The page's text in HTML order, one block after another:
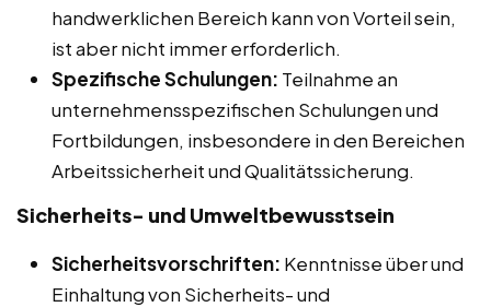
handwerklichen Bereich kann von Vorteil sein,
ist aber nicht immer erforderlich.
Spezifische Schulungen: Teilnahme an
unternehmensspezifischen Schulungen und
Fortbildungen, insbesondere in den Bereichen
Arbeitssicherheit und Qualitätssicherung.
Sicherheits- und Umweltbewusstsein
Sicherheitsvorschriften: Kenntnisse über und
Einhaltung von Sicherheits- und